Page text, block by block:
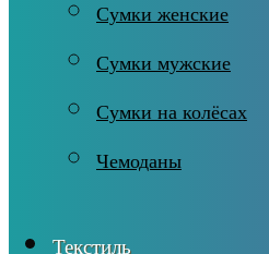
Сумки женские
Сумки мужские
Сумки на колёсах
Чемоданы
Текстиль